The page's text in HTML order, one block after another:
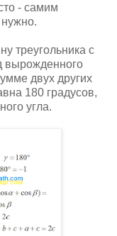
- самим
треугольника с
вырожденного
двух других
180 градусов,
угла.